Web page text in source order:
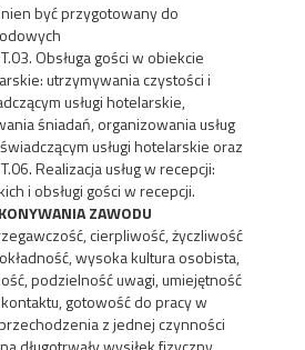
być przygotowany do
Obsługa gości w obiekcie
utrzymywania czystości i
usługi hotelarskie,
śniadań, organizowania usług
usługi hotelarskie oraz
Realizacja usług w recepcji:
i obsługi gości w recepcji.
ZAWODU
cierpliwość, życzliwość
wysoka kultura osobista,
podzielność uwagi, umiejętność
gotowość do pracy w
z jednej czynności